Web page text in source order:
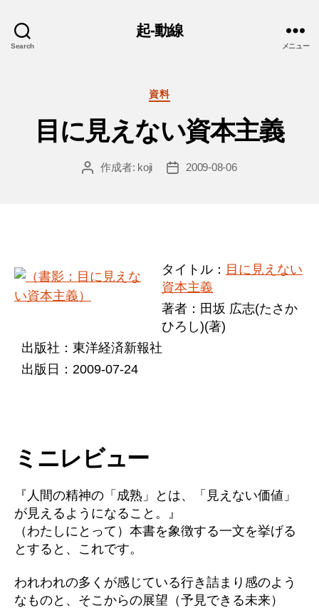
Search
起-動線
メニュー
カ
ゴ
リ
資料
目に見えない資本主義
投
作成者: koji
投
2009-08-06
タイトル： 目に見えない
資本主義
著者：田坂 広志(たさか
ひろし)(著)
出版社：東洋経済新報社
出版日：2009-07-24
ミニレビュー
『人間の精神の「成熟」とは、「見えない価値」
が見えるようになること。』
（わたしにとって）本書を象徴する一文を挙げる
とすると、これです。
われわれの多くが感じている行き詰まり感のよう
なものと、そこからの展望（予見できる未来）